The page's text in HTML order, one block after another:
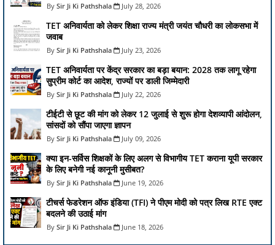
Sir Ji Ki Pathshala July 28, 2026
TET अनिवार्यता को लेकर शिक्षा राज्य मंत्री जयंत चौधरी का लोकसभा में
जवाब
Sir Ji Ki Pathshala July 23, 2026
TET अनिवार्यता पर केंद्र सरकार का बड़ा बयान: 2028 तक लागू रहेगा
सुप्रीम कोर्ट का आदेश, राज्यों पर डाली जिम्मेदारी
Sir Ji Ki Pathshala July 22, 2026
टीईटी से छूट की मांग को लेकर 12 जुलाई से शुरू होगा देशव्यापी आंदोलन,
सांसदों को सौंपा जाएगा ज्ञापन
Sir Ji Ki Pathshala July 09, 2026
क्या इन-सर्विस शिक्षकों के लिए अलग से विभागीय TET कराना यूपी सरकार
के लिए बनेगी नई कानूनी मुसीबत?
Sir Ji Ki Pathshala June 19, 2026
टीचर्स फेडरेशन ऑफ इंडिया (TFI) ने पीएम मोदी को पत्र लिख RTE एक्ट
बदलने की उठाई मांग
Sir Ji Ki Pathshala June 18, 2026